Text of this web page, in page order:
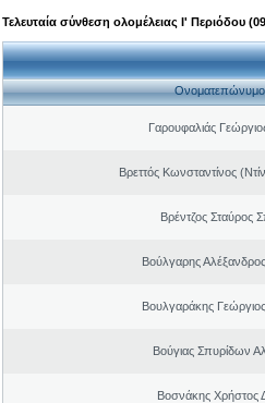
Τελευταία σύνθεση ολομέλειας Ι' Περιόδου
Ονοματεπώνυμο
Γαρουφαλιάς
Βρεττός Κωνσταντίνος
Βρέντζος Σταύρος
Βούλγαρης
Βουλγαράκης
Βούγιας Σπυρίδων
Βοσνάκης Χρήστος